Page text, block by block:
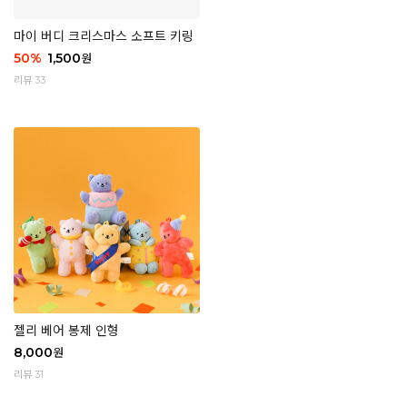
마이 버디 크리스마스 소프트 키링
50% 1,500원
리뷰 33
젤리 베어 봉제 인형
8,000원
리뷰 31